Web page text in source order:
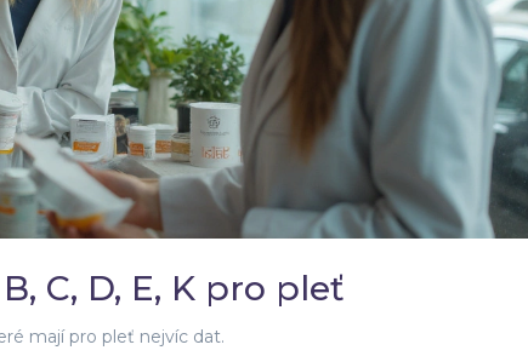
C, D, E, K pro pleť
mají pro pleť nejvíc dat.